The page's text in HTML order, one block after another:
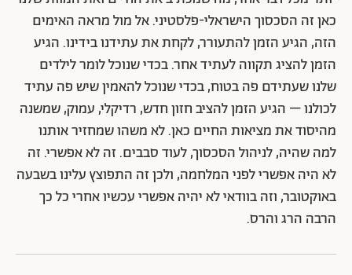
כאן זה הסכסוך הישראלי-פלסטיני. אל מול מראה האימים
הזה, הגיע הזמן להתעורר, לקחת את עתידנו בידינו. הגיע
הזמן להציג תקווה לעתיד אחר. בכדי שנוכל לומר לילדים
שלנו שעתידם פה בטוח, בכדי שנוכל להאמין שיש פה עתיד
לכולנו – הגיע הזמן להציב חזון חדש, רדיקלי, עמוק, שמשנה
מהיסוד את מציאות החיים כאן. לא משהו שמחזיר אותנו
למה שהיה, לניהול הסכסוך, לעוד סבבים. זה לא אפשרי. זה
לא היה אפשרי לפני המלחמה, ולכן זה התפוצץ עלינו בשבעה
באוקטובר, וזה בוודאי לא יהיה אפשרי עכשיו אחרי כל כך
הרבה הרג והרס.